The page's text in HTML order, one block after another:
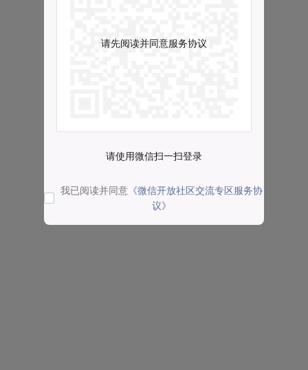
请先阅读并同意服务协议
请使用微信扫一扫登录
我已阅读并同意 《微信开放社区交流专区服务协
议》